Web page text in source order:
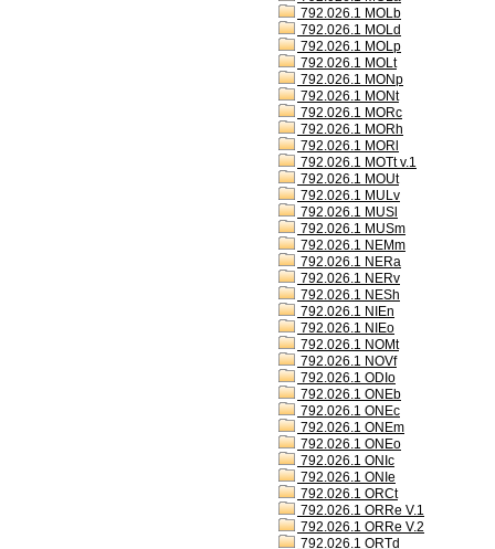
792.026.1 MOLb
792.026.1 MOLd
792.026.1 MOLp
792.026.1 MOLt
792.026.1 MONp
792.026.1 MONt
792.026.1 MORc
792.026.1 MORh
792.026.1 MORl
792.026.1 MOTt v.1
792.026.1 MOUt
792.026.1 MULv
792.026.1 MUSl
792.026.1 MUSm
792.026.1 NEMm
792.026.1 NERa
792.026.1 NERv
792.026.1 NESh
792.026.1 NIEn
792.026.1 NIEo
792.026.1 NOMt
792.026.1 NOVf
792.026.1 ODIo
792.026.1 ONEb
792.026.1 ONEc
792.026.1 ONEm
792.026.1 ONEo
792.026.1 ONIc
792.026.1 ONIe
792.026.1 ORCt
792.026.1 ORRe V.1
792.026.1 ORRe V.2
792.026.1 ORTd